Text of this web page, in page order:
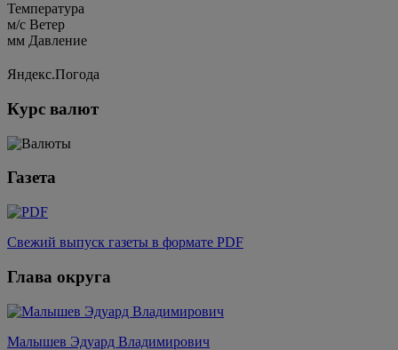
Температура
м/c Ветер
мм Давление
Яндекс.Погода
Курс валют
Газета
Свежий выпуск газеты в формате PDF
Глава округа
Малышев Эдуард Владимирович